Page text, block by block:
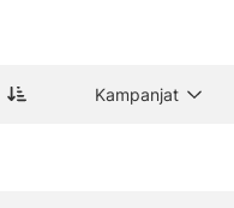
Kampanjat